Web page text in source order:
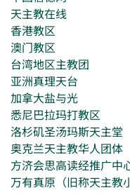
天主教在线
香港教区
澳门教区
台湾地区主教团
亚洲真理天台
加拿大盐与光
悉尼巴拉玛打教区
洛杉矶圣汤玛斯天主堂
奥克兰天主教华人团体
方济会思高读经推广中
万有真原（旧称天主教